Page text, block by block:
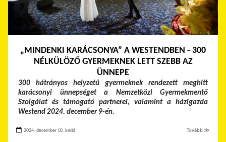
„MINDENKI KARÁCSONYA” A WESTENDBEN - 300
NÉLKÜLÖZŐ GYERMEKNEK LETT SZEBB AZ
ÜNNEPE
300 hátrányos helyzetű gyermeknek rendezett meghitt
karácsonyi ünnepséget a Nemzetközi Gyermekmentő
Szolgálat és támogató partnerei, valamint a házigazda
Westend 2024. december 9-én.
2024. december 10. kedd Tovább ≫